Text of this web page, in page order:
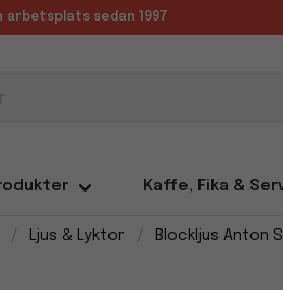
arbetsplats sedan 1997
Kaffe, Fika &
Ljus & Lyktor Blockljus Anton